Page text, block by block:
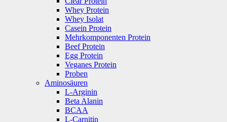
Whey Protein
Whey Isolat
Casein Protein
Mehrkomponenten Protein
Beef Protein
Egg Protein
Veganes Protein
Proben
Aminosäuren
L-Arginin
Beta Alanin
BCAA
L-Carnitin